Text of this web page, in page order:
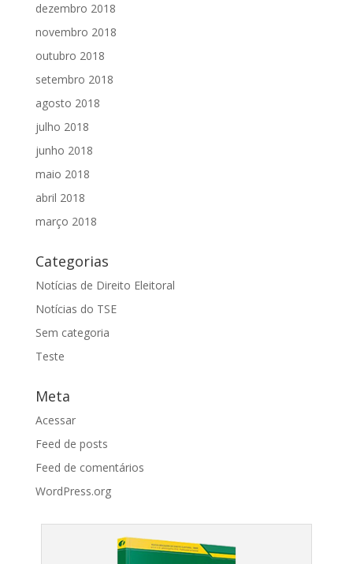
dezembro 2018
novembro 2018
outubro 2018
setembro 2018
agosto 2018
julho 2018
junho 2018
maio 2018
abril 2018
março 2018
Categorias
Notícias de Direito Eleitoral
Notícias do TSE
Sem categoria
Teste
Meta
Acessar
Feed de posts
Feed de comentários
WordPress.org